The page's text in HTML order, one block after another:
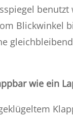
benutzt
Blickwinkel
wie ein